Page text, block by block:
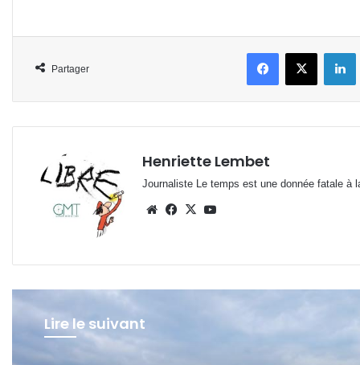
Partager
FacebookX
Henriette Lembet
Journaliste Le temps est une donnée fatale à
WebsiteFacebook
X
Lire le suivant